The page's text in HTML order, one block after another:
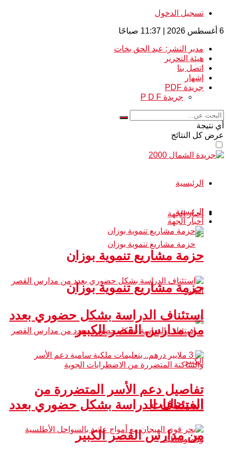
تسجيل الدخول
6 أغسطس 2026 | 11:37 صباحًا
مدير النشر: عبد الحق بخات
هيئة التحرير
اتصل بنا
إشهار
جريدة PDF
جريدة P D F
أي نتيجة
عرض كل النتائج
الرئيسية
أخبار الجهة
حزمة مشاريع تنموية بوزان
استئناف الدراسة بشكل حضوري بعدد
من مدارس القصر الكبير
الرئيسية
أخبار الجهة
حزمة مشاريع تنموية بوزان
استئناف الدراسة بشكل حضوري بعدد
من مدارس القصر الكبير
تفاصيل دعم الأسر المتضررة من
الفيضانات